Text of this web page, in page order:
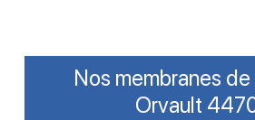
Nos membranes de
Orvault